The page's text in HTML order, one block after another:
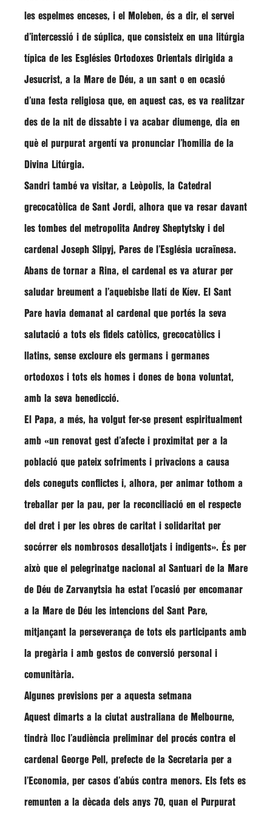
les espelmes enceses, i el Moleben, és a dir, el servei
d’intercessió i de súplica, que consisteix en una litúrgia
típica de les Esglésies Ortodoxes Orientals dirigida a
Jesucrist, a la Mare de Déu, a un sant o en ocasió
d’una festa religiosa que, en aquest cas, es va realitzar
des de la nit de dissabte i va acabar diumenge, dia en
què el purpurat argentí va pronunciar l’homilia de la
Divina Litúrgia.
Sandri també va visitar, a Leòpolis, la Catedral
grecocatòlica de Sant Jordi, alhora que va resar davant
les tombes del metropolita Andrey Sheptytsky i del
cardenal Joseph Slipyj, Pares de l’Església ucraïnesa.
Abans de tornar a Rina, el cardenal es va aturar per
saludar breument a l’aquebisbe llatí de Kíev. El Sant
Pare havia demanat al cardenal que portés la seva
salutació a tots els fidels catòlics, grecocatòlics i
llatins, sense excloure els germans i germanes
ortodoxos i tots els homes i dones de bona voluntat,
amb la seva benedicció.
El Papa, a més, ha volgut fer-se present espiritualment
amb «un renovat gest d’afecte i proximitat per a la
població que pateix sofriments i privacions a causa
dels coneguts conflictes i, alhora, per animar tothom a
treballar per la pau, per la reconciliació en el respecte
del dret i per les obres de caritat i solidaritat per
socórrer els nombrosos desallotjats i indigents». És per
això que el pelegrinatge nacional al Santuari de la Mare
de Déu de Zarvanytsia ha estat l’ocasió per encomanar
a la Mare de Déu les intencions del Sant Pare,
mitjançant la perseverança de tots els participants amb
la pregària i amb gestos de conversió personal i
comunitària.
Algunes previsions per a aquesta setmana
Aquest dimarts a la ciutat australiana de Melbourne,
tindrà lloc l’audiència preliminar del procés contra el
cardenal George Pell, prefecte de la Secretaria per a
l’Economia, per casos d’abús contra menors. Els fets es
remunten a la dècada dels anys 70, quan el Purpurat